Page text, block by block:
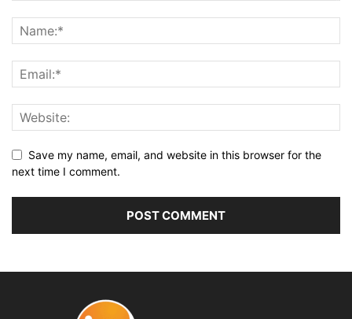
Save my name, email, and website in this browser for the
next time I comment.